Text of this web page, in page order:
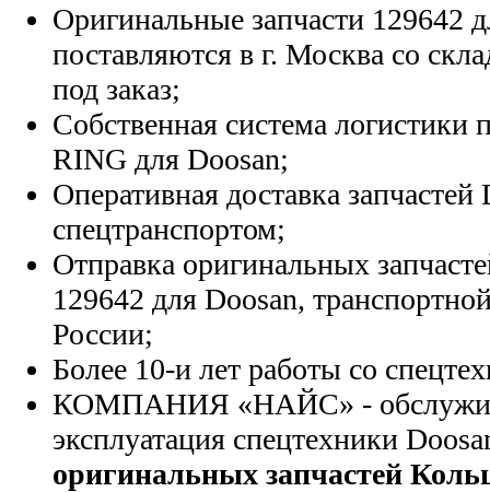
Оригинальные запчасти 129642
поставляются в г. Москва со
под заказ;
Собственная система логистики
RING для Doosan;
Оперативная доставка запчастей
спецтранспортом;
Отправка оригинальных
129642 для Doosan,
России;
Более 10-и лет работы со
КОМПАНИЯ «НАЙС» -
эксплуатация спецтехники
оригинальных запчастей